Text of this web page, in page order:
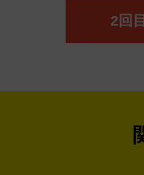
2回